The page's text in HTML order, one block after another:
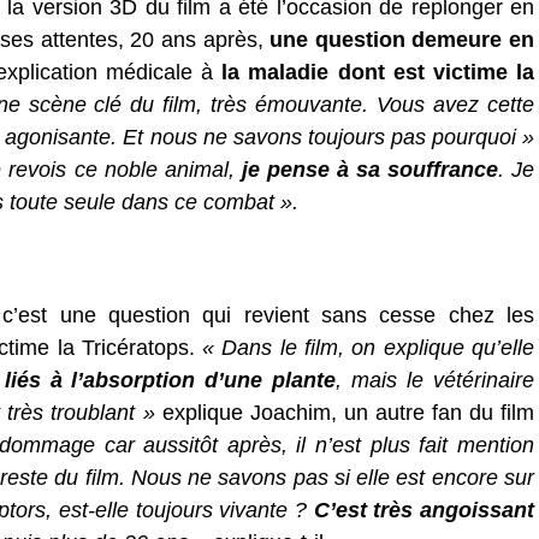
version 3D du film a été l’occasion de replonger en
attentes, 20 ans après, une question demeure en
médicale à la maladie dont est victime la
scène clé du film, très émouvante. Vous avez cette
Et nous ne savons toujours pas pourquoi »
ce noble animal, je pense à sa souffrance. Je
seule dans ce combat ».
une question qui revient sans cesse chez les
la Tricératops.« Dans le film, on explique qu’elle
à l’absorption d’une plante, mais le vétérinaire
très troublant »explique Joachim, un autre fan du film
car aussitôt après, il n’est plus fait mention
du film. Nous ne savons pas si elle est encore sur
est-elle toujours vivante ? C’est très angoissant